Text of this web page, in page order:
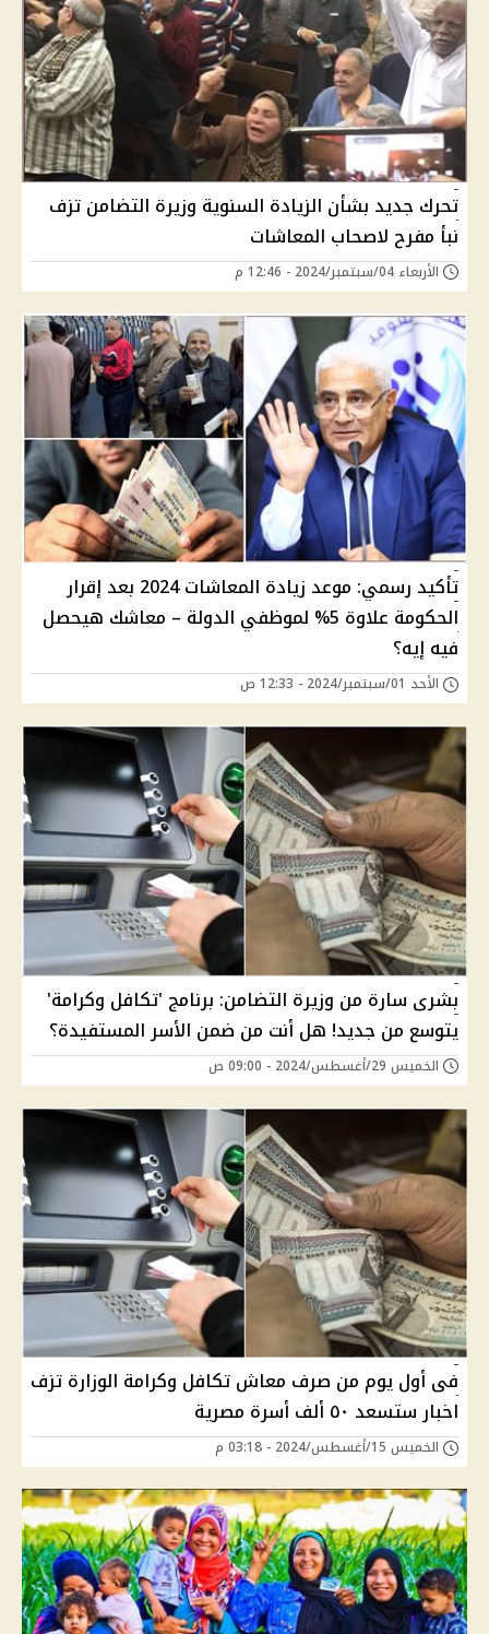
تحرك جديد بشأن الزيادة السنوية وزيرة التضامن تزف
نبأ مفرح لاصحاب المعاشات
الأربعاء 04/سبتمبر/2024 - 12:46 م
تأكيد رسمي: موعد زيادة المعاشات 2024 بعد إقرار
الحكومة علاوة 5% لموظفي الدولة – معاشك هيحصل
فيه إيه؟
الأحد 01/سبتمبر/2024 - 12:33 ص
بشرى سارة من وزيرة التضامن: برنامج 'تكافل وكرامة'
يتوسع من جديد! هل أنت من ضمن الأسر المستفيدة؟
الخميس 29/أغسطس/2024 - 09:00 ص
فى أول يوم من صرف معاش تكافل وكرامة الوزارة تزف
اخبار ستسعد ٥٠ ألف أسرة مصرية
الخميس 15/أغسطس/2024 - 03:18 م